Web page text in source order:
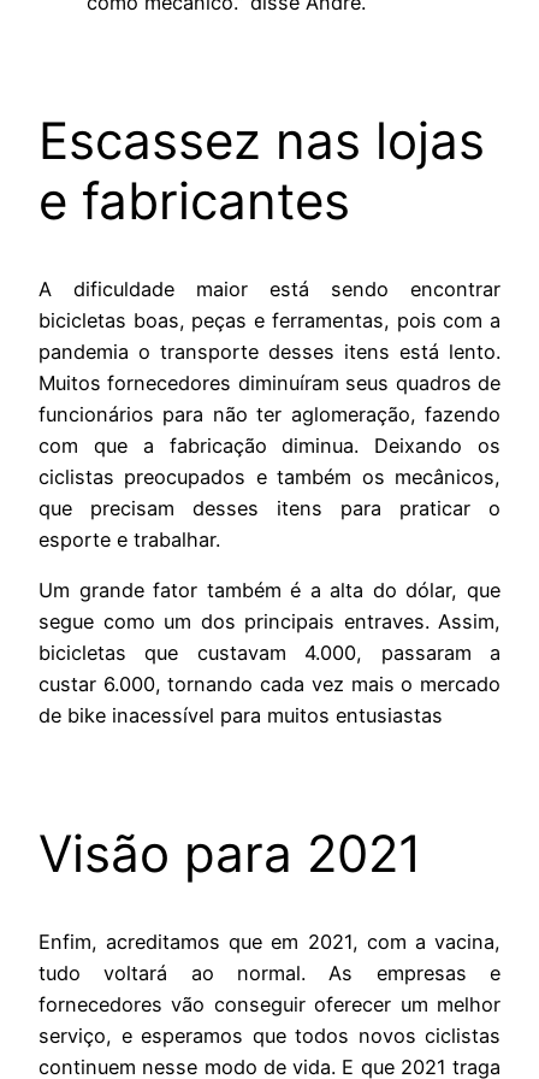
Escassez nas lojas
e fabricantes
A dificuldade maior está sendo encontrar
bicicletas boas, peças e ferramentas, pois com a
pandemia o transporte desses itens está lento.
Muitos fornecedores diminuíram seus quadros de
funcionários para não ter aglomeração, fazendo
com que a fabricação diminua. Deixando os
ciclistas preocupados e também os mecânicos,
que precisam desses itens para praticar o
esporte e trabalhar.
Um grande fator também é a alta do dólar, que
segue como um dos principais entraves. Assim,
bicicletas que custavam 4.000, passaram a
custar 6.000, tornando cada vez mais o mercado
de bike inacessível para muitos entusiastas
Visão para 2021
Enfim, acreditamos que em 2021, com a vacina,
tudo voltará ao normal. As empresas e
fornecedores vão conseguir oferecer um melhor
serviço, e esperamos que todos novos ciclistas
continuem nesse modo de vida. E que 2021 traga